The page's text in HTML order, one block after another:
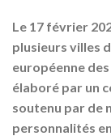
Le 17 février
plusieurs villes
européenne
élaboré par un
soutenu par de
personnalités